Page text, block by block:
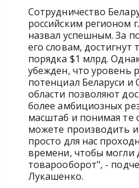
Сотрудничество
российским регионом
назвал успешным. За
его словам, достигнут
порядка $1 млрд.
убежден, что уровень
потенциал Беларуси и
области позволяют
более амбициозных
масштаб и понимая
можете производить
просто для нас
времени, чтобы могли
товарооборот", -
Лукашенко.